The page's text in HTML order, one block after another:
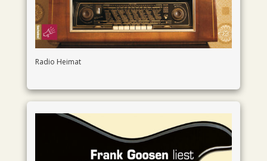
Radio Heimat